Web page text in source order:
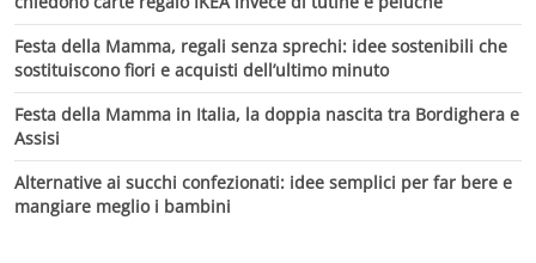
Festa della Mamma, regali senza sprechi: idee sostenibili che
sostituiscono fiori e acquisti dell’ultimo minuto
Festa della Mamma in Italia, la doppia nascita tra Bordighera e
Assisi
Alternative ai succhi confezionati: idee semplici per far bere e
mangiare meglio i bambini